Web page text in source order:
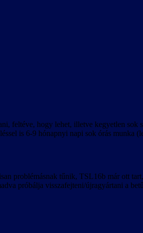
feltéve, hogy lehet, illetve kegyetlen
is 6-9 hónapnyi napi sok órás munka
problémásnak tűnik, TSL16b már ott
próbálja visszafejteni/újragyártani a